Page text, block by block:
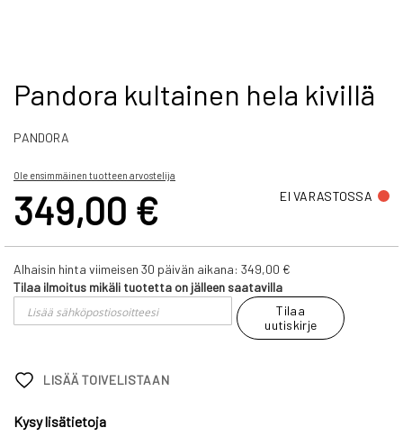
Skip
to
beginning
the
gallery
Pandora kultainen hela kivillä
PANDORA
Ole ensimmäinen tuotteen arvostelija
349,00 € EI VARASTOSSA
Alhaisin hinta viimeisen 30 päivän aikana: 349,00 €
Tilaa ilmoitus mikäli tuotetta on jälleen saatavilla
Tilaa
uutiskirje
LISÄÄ TOIVELISTAAN
Kysy lisätietoja